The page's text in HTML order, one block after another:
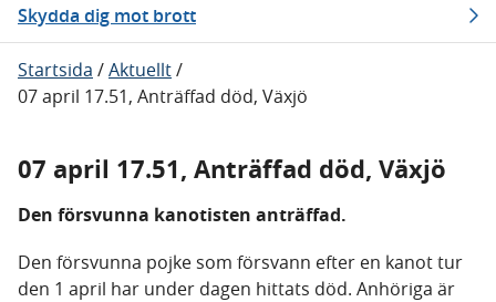
Skydda dig mot brott
Startsida /Aktuellt/
07 april 17.51, Anträffad död, Växjö
07 april 17.51, Anträffad död, Växjö
Den försvunna kanotisten anträffad.
Den försvunna pojke som försvann efter en kanot tur
den 1 april har under dagen hittats död. Anhöriga är